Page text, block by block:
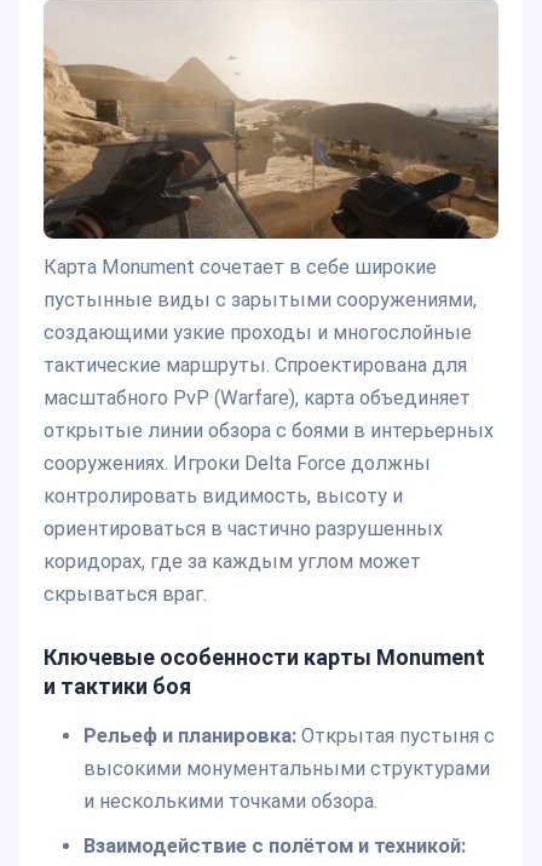
Карта Monument сочетает в себе широкие
пустынные виды с зарытыми сооружениями,
создающими узкие проходы и многослойные
тактические маршруты. Спроектирована для
масштабного PvP (Warfare), карта объединяет
открытые линии обзора с боями в интерьерных
сооружениях. Игроки Delta Force должны
контролировать видимость, высоту и
ориентироваться в частично разрушенных
коридорах, где за каждым углом может
скрываться враг.
Ключевые особенности карты Monument
и тактики боя
Рельеф и планировка:Открытая пустыня с
высокими монументальными структурами
и несколькими точками обзора.
Взаимодействие с полётом и техникой: